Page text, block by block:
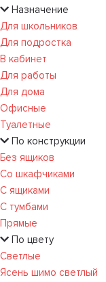
Назначение
Для школьников
Для подростка
В кабинет
Для работы
Для дома
Офисные
Туалетные
По конструкции
Без ящиков
Со шкафчиками
С ящиками
С тумбами
Прямые
По цвету
Светлые
Ясень шимо светлый